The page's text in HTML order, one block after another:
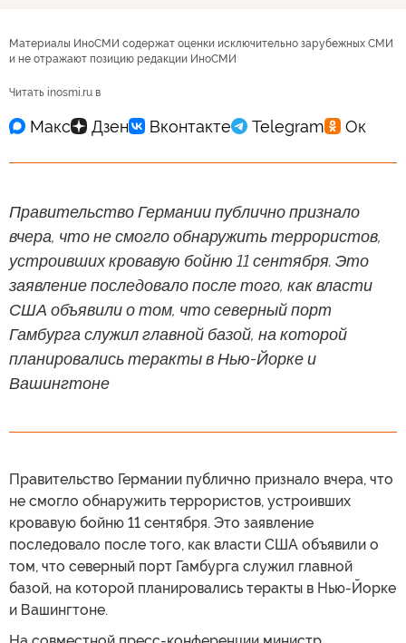
Материалы ИноСМИ содержат оценки исключительно зарубежных СМИ
и не отражают позицию редакции ИноСМИ
Читать inosmi.ru в
Правительство Германии публично признало
вчера, что не смогло обнаружить террористов,
устроивших кровавую бойню 11 сентября. Это
заявление последовало после того, как власти
США объявили о том, что северный порт
Гамбурга служил главной базой, на которой
планировались теракты в Нью-Йорке и
Вашингтоне
Правительство Германии публично признало вчера, что
не смогло обнаружить террористов, устроивших
кровавую бойню 11 сентября. Это заявление
последовало после того, как власти США объявили о
том, что северный порт Гамбурга служил главной
базой, на которой планировались теракты в Нью-Йорке
и Вашингтоне.